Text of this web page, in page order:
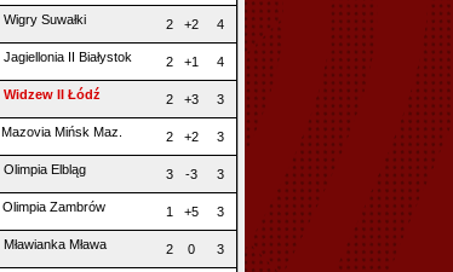
Wigry Suwałki 2 +2 4
Jagiellonia II Białystok 2 +1 4
Widzew II Łódź 2 +3 3
Mazovia Mińsk Maz. 2 +2 3
Olimpia Elbląg 3 -3 3
Olimpia Zambrów 1 +5 3
Mławianka Mława 2 0 3